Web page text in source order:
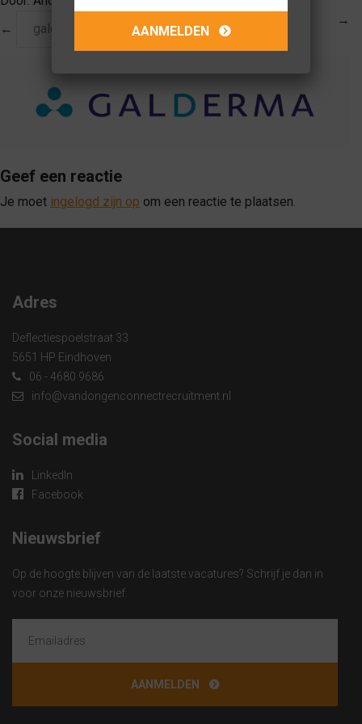
←
galderma-2
→
Geef een reactie
Je moet ingelogd zijn op om een reactie te plaatsen.
Adres
Deflectiespoelstraat 33
5651 HP Eindhoven
06 - 4680 9686
info@vandongenconnectrecruitment.nl
Social media
LinkedIn
Facebook
Nieuwsbrief
Op de hoogte blijven van de laatste vacatures? Schrijf je dan in
voor onze nieuwsbrief.